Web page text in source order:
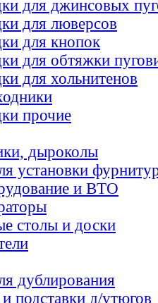
для джинсовых
для люверсов
для кнопок
для обтяжки
для хольнитенов
прочие
дыроколы
установки
и ВТО
столы и доски
дублирования
подставки д/утюгов